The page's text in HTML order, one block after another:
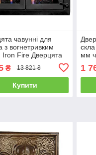
чавунні для
з вогнетривким
Iron Fire Дверцята
мм
₴ 13 821 ₴
Купити
мм
1